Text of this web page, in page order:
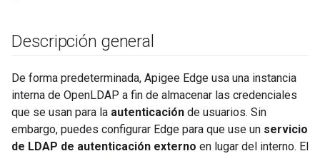
Descripción general
De forma predeterminada, Apigee Edge usa una instancia
interna de OpenLDAP a fin de almacenar las credenciales
que se usan para la autenticación de usuarios. Sin
embargo, puedes configurar Edge para que use un servicio
de LDAP de autenticación externo en lugar del interno. El